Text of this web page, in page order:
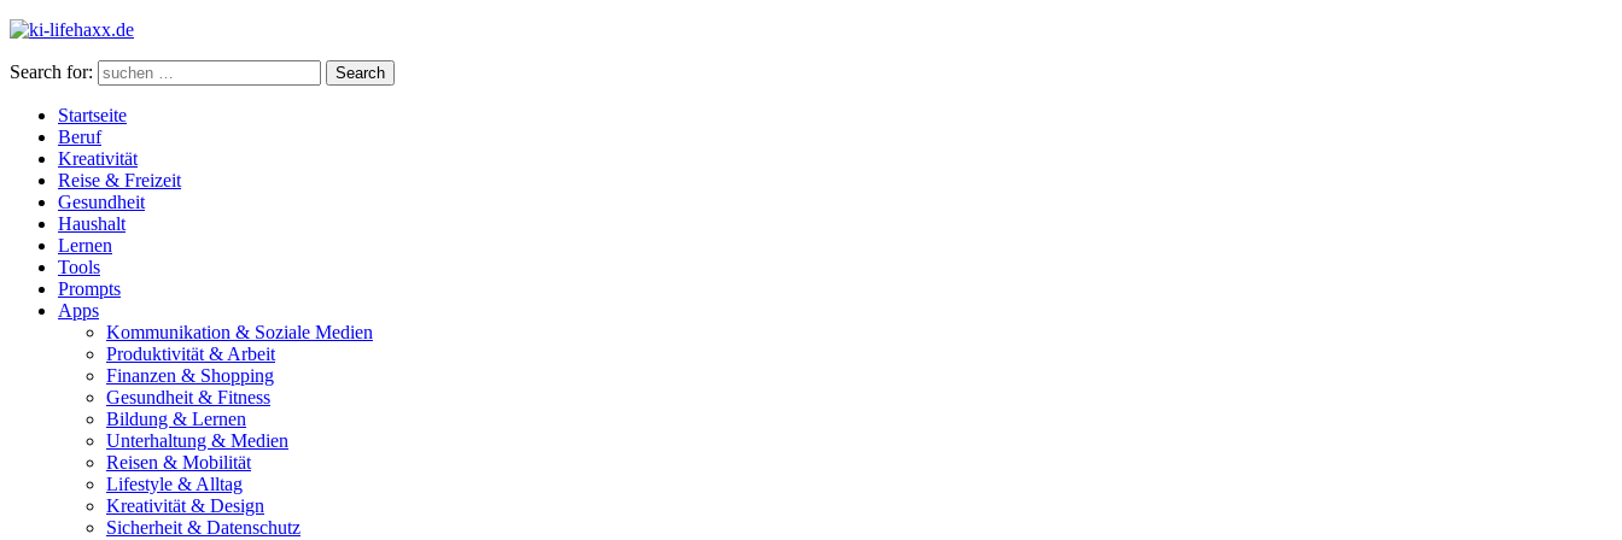
Search for: Search
Startseite
Beruf
Kreativität
Reise & Freizeit
Gesundheit
Haushalt
Lernen
Tools
Prompts
Apps
Kommunikation & Soziale Medien
Produktivität & Arbeit
Finanzen & Shopping
Gesundheit & Fitness
Bildung & Lernen
Unterhaltung & Medien
Reisen & Mobilität
Lifestyle & Alltag
Kreativität & Design
Sicherheit & Datenschutz